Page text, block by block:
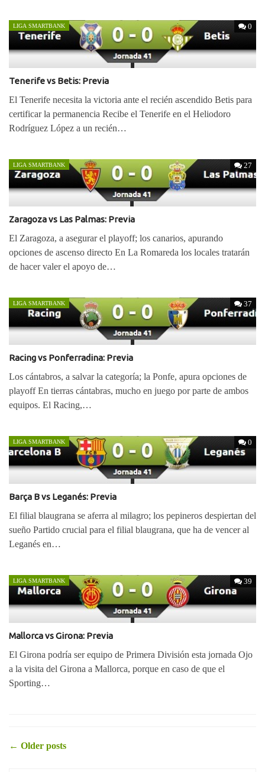
0
LIGA SMARTBANK
Tenerife vs Betis: Previa
El Tenerife necesita la victoria ante el recién ascendido Betis para
certificar la permanencia Recibe el Tenerife en el Heliodoro
Rodríguez López a un recién…
27
LIGA SMARTBANK
Zaragoza vs Las Palmas: Previa
El Zaragoza, a asegurar el playoff; los canarios, apurando
opciones de ascenso directo En La Romareda los locales tratarán
de hacer valer el apoyo de…
37
LIGA SMARTBANK
Racing vs Ponferradina: Previa
Los cántabros, a salvar la categoría; la Ponfe, apura opciones de
playoff En tierras cántabras, mucho en juego por parte de ambos
equipos. El Racing,…
0
LIGA SMARTBANK
Barça B vs Leganés: Previa
El filial blaugrana se aferra al milagro; los pepineros despiertan del
sueño Partido crucial para el filial blaugrana, que ha de vencer al
Leganés en…
39
LIGA SMARTBANK
Mallorca vs Girona: Previa
El Girona podría ser equipo de Primera División esta jornada Ojo
a la visita del Girona a Mallorca, porque en caso de que el
Sporting…
Posts
← Older posts